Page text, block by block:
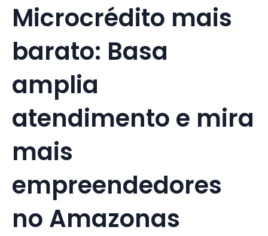
Microcrédito mais
barato: Basa
amplia
atendimento e mira
mais
empreendedores
no Amazonas